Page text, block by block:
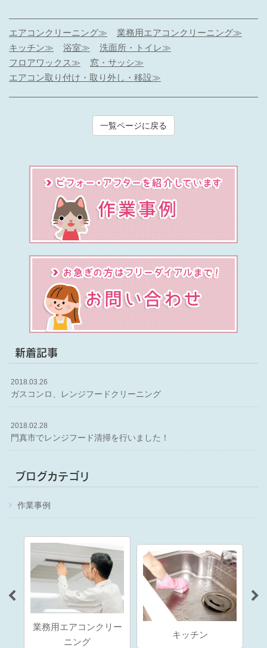
エアコンクリーニング≫
業務用エアコンクリーニング≫
キッチン≫
浴室≫
洗面所・トイレ≫
フロアワックス≫
窓・サッシ≫
エアコン取り付け・取り外し・移設≫
一覧ページに戻る
新着記事
2018.03.26
ガスコンロ、レンジフードクリーニング
2018.02.28
門真市でレンジフード清掃を行いました！
ブログカテゴリ
作業事例
業務用エアコンクリー
ニング
キッチン